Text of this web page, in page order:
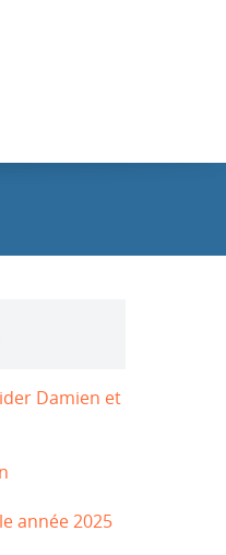
Damien et
année 2025